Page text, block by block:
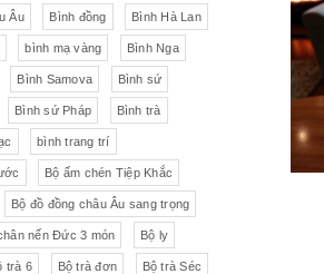
khác Đèn
Tranh sơn dầu
Đôn bình
nắp Gạt tàn
Liễn cổ
Đồ sứ
chợ đồ cổ Praha
Đồ sứ Tiệp
Italia, Germany
Royal Schwabap
Bohemia
Âu Bình đồng Bình Hà Lan
bình mạ vàng Bình Nga
Bình Samova Bình sứ
Bình sứ Pháp Bình trà
bình trang trí
Bộ ấm chén Tiệp Khắc
Bộ đồ đồng châu Âu sang trọng
nến Đức 3 món Bộ ly
trà 6 Bộ trà đơn Bộ trà Séc